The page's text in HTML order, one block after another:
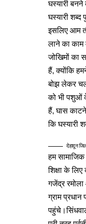
घस्यारी
घस्यारी शब्द
इसलिए आम
लाने का काम
जोखिमों का
हैं, क्योंकि
बोझ लेकर
को भी पशुओं
हैं, घास
कि घस्यारी
देहादून
हम सामाजिक
शिक्षा के
गजेंद्र रमोला
ग्राम